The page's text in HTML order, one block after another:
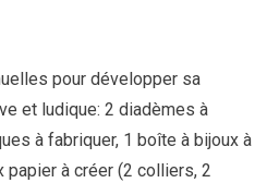
pour développer sa
et ludique: 2 diadèmes à
à fabriquer, 1 boîte à bijoux à
papier à créer (2 colliers, 2